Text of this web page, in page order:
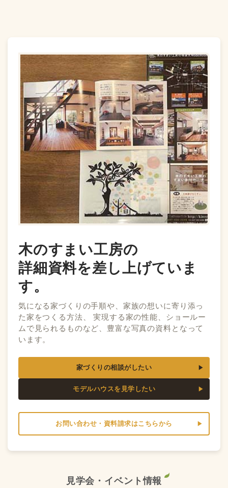
木のすまい工房の
詳細資料を差し上げていま
す。
気になる家づくりの手順や、家族の想いに寄り添っ
た家をつくる方法、 実現する家の性能、ショールー
ムで見られるものなど、豊富な写真の資料となって
います。
家づくりの相談がしたい
モデルハウスを見学したい
お問い合わせ・資料請求はこちらから
見学会・イベント情報